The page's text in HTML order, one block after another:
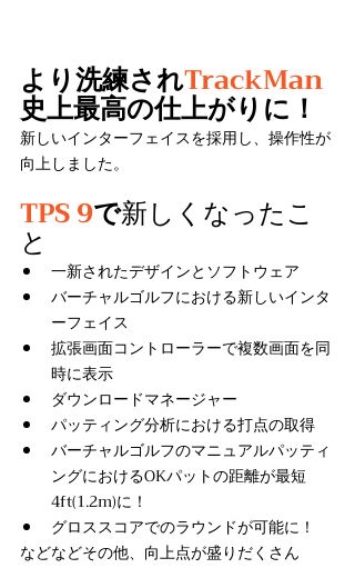
より洗練されTrackMan
史上最高の仕上がりに！
新しいインターフェイスを採用し、操作性が
向上しました。
TPS 9で新しくなったこ
と
一新されたデザインとソフトウェア
バーチャルゴルフにおける新しいインタ
ーフェイス
拡張画面コントローラーで複数画面を同
時に表示
ダウンロードマネージャー
パッティング分析における打点の取得
バーチャルゴルフのマニュアルパッティ
ングにおけるOKパットの距離が最短
4ft(1.2m)に！
グロススコアでのラウンドが可能に！
などなどその他、向上点が盛りだくさん